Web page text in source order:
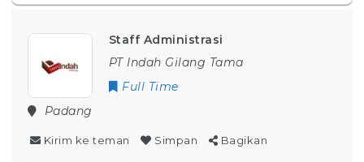
Staff Administrasi
PT Indah Gilang Tama
Full Time
Padang
Kirim ke teman Simpan Bagikan